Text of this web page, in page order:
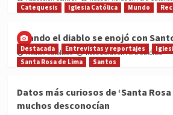
Catequesis
Iglesia Católica Mundo
Cuando el diablo se enojó con
Medios Católicos hace 2 días en Perú Católico
Destacada Entrevistas y reportajes
Santa Rosa de Lima
Santos
Datos más curiosos de ‘Santa Rosa
muchos desconocían